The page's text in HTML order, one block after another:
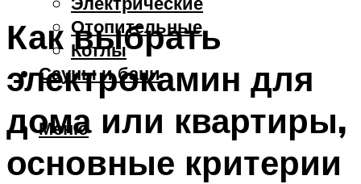
Отопительные
Котлы
Сауны и бани
Меню
Как выбрать
электрокамин для
дома или квартиры,
основные критерии